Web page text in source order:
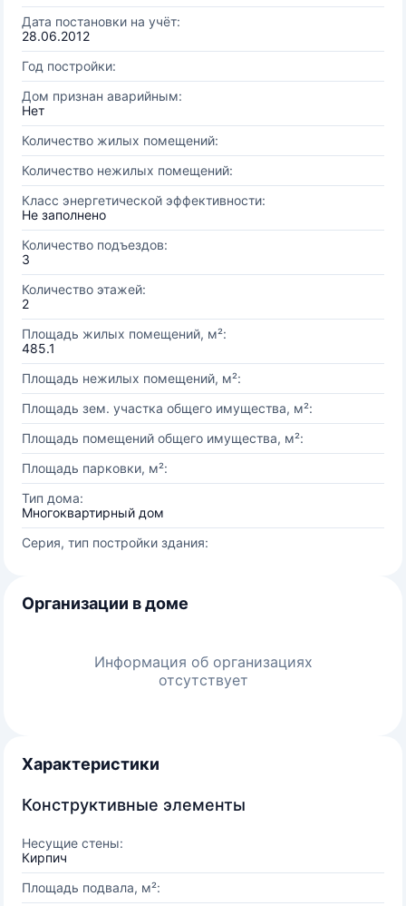
Дата постановки на учёт:
28.06.2012
Год постройки:
Дом признан аварийным:
Нет
Количество жилых помещений:
Количество нежилых помещений:
Класс энергетической эффективности:
Не заполнено
Количество подъездов:
3
Количество этажей:
2
Площадь жилых помещений, м²:
485.1
Площадь нежилых помещений, м²:
Площадь зем. участка общего имущества, м²:
Площадь помещений общего имущества, м²:
Площадь парковки, м²:
Тип дома:
Многоквартирный дом
Серия, тип постройки здания:
Организации в доме
Информация об организациях
отсутствует
Характеристики
Конструктивные элементы
Несущие стены:
Кирпич
Площадь подвала, м²: